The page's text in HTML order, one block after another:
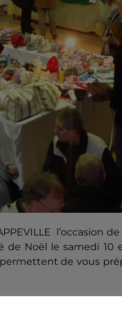
l’occasion
Noël le samedi 10
de vous
de noël
Afin de vous